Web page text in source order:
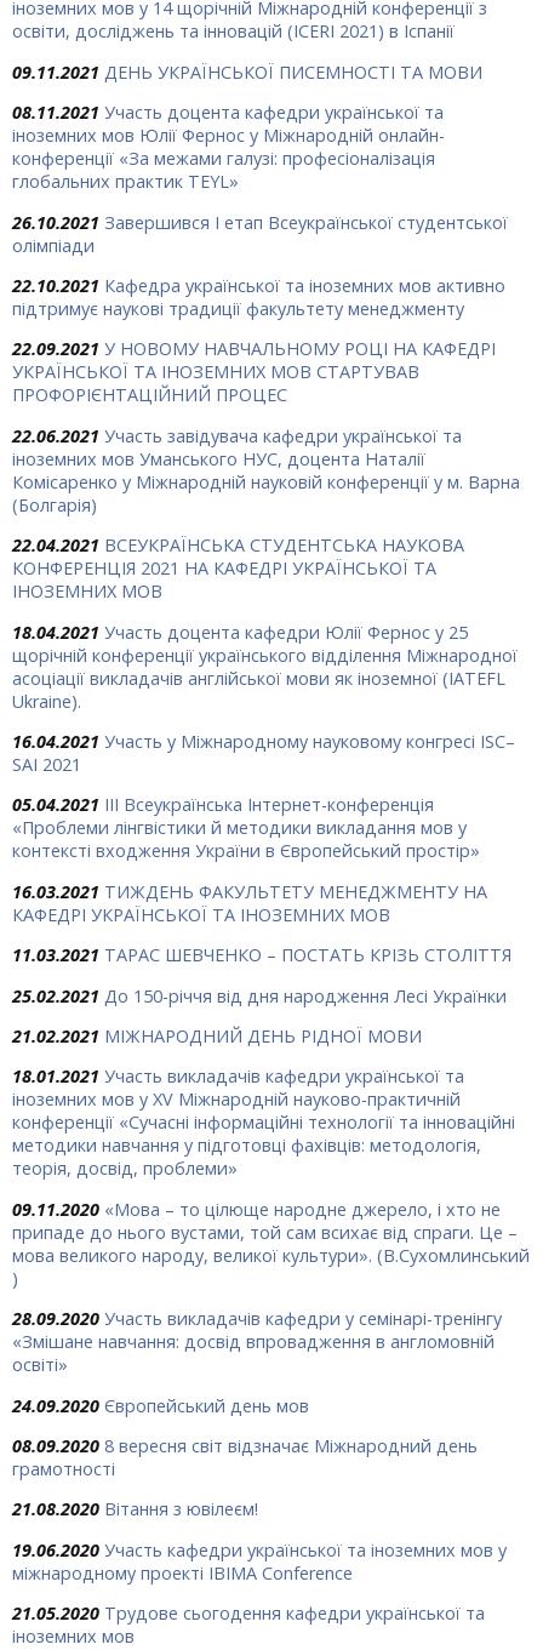
іноземних мов у 14 щорічній Міжнародній конференції з
освіти, досліджень та інновацій (ICERI 2021) в Іспанії
09.11.2021 ДЕНЬ УКРАЇНСЬКОЇ ПИСЕМНОСТІ ТА МОВИ
08.11.2021 Участь доцента кафедри української та
іноземних мов Юлії Фернос у Міжнародній онлайн-
конференції «За межами галузі: професіоналізація
глобальних практик TEYL»
26.10.2021 Завершився І етап Всеукраїнської студентської
олімпіади
22.10.2021 Кафедра української та іноземних мов активно
підтримує наукові традиції факультету менеджменту
22.09.2021 У НОВОМУ НАВЧАЛЬНОМУ РОЦІ НА КАФЕДРІ
УКРАЇНСЬКОЇ ТА ІНОЗЕМНИХ МОВ СТАРТУВАВ
ПРОФОРІЄНТАЦІЙНИЙ ПРОЦЕС
22.06.2021 Участь завідувача кафедри української та
іноземних мов Уманського НУС, доцента Наталії
Комісаренко у Міжнародній науковій конференції у м. Варна
(Болгарія)
22.04.2021 ВСЕУКРАЇНСЬКА СТУДЕНТСЬКА НАУКОВА
КОНФЕРЕНЦІЯ 2021 НА КАФЕДРІ УКРАЇНСЬКОЇ ТА
ІНОЗЕМНИХ МОВ
18.04.2021 Участь доцента кафедри Юлії Фернос у 25
щорічній конференції українського відділення Міжнародної
асоціації викладачів англійської мови як іноземної (IATEFL
Ukraine).
16.04.2021 Участь у Міжнародному науковому конгресі ISC–
SAI 2021
05.04.2021 IІІ Всеукраїнська Інтернет-конференція
«Проблеми лінгвістики й методики викладання мов у
контексті входження України в Європейський простір»
16.03.2021 ТИЖДЕНЬ ФАКУЛЬТЕТУ МЕНЕДЖМЕНТУ НА
КАФЕДРІ УКРАЇНСЬКОЇ ТА ІНОЗЕМНИХ МОВ
11.03.2021 ТАРАС ШЕВЧЕНКО – ПОСТАТЬ КРІЗЬ СТОЛІТТЯ
25.02.2021 До 150-річчя від дня народження Лесі Українки
21.02.2021 МІЖНАРОДНИЙ ДЕНЬ РІДНОЇ МОВИ
18.01.2021 Участь викладачів кафедри української та
іноземних мов у XV Міжнародній науково-практичній
конференції «Сучасні інформаційні технології та інноваційні
методики навчання у підготовці фахівців: методологія,
теорія, досвід, проблеми»
09.11.2020 «Мова – то цілюще народ­не джерело, і хто не
припаде до нього вустами, той сам всихає від спраги. Це –
мова великого народу, великої культури». (В.Сухомлинський
)
28.09.2020 Участь викладачів кафедри у семінарі-тренінгу
«Змішане навчання: досвід впровадження в англомовній
освіті»
24.09.2020 Європейський день мов
08.09.2020 8 вересня світ відзначає Міжнародний день
грамотності
21.08.2020 Вітання з ювілеєм!
19.06.2020 Участь кафедри української та іноземних мов у
міжнародному проекті IBIMA Conference
21.05.2020 Трудове сьогодення кафедри української та
іноземних мов